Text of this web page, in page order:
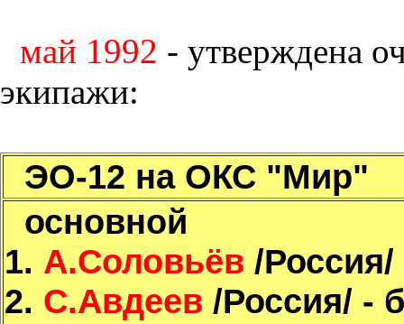
май 1992 - утверждена
экипажи:
ЭО-12 на ОКС "Мир"
основной
1. А.Соловьёв /
2. С.Авдеев /Россия/ -